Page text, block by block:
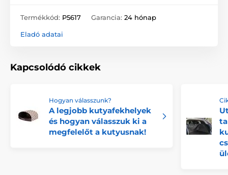
Termékkód: P5617 Garancia: 24 hónap
Eladó adatai
Kapcsolódó cikkek
Hogyan válasszunk?
A legjobb kutyafekhelyek
és hogyan válasszuk ki a
megfelelőt a kutyusnak!